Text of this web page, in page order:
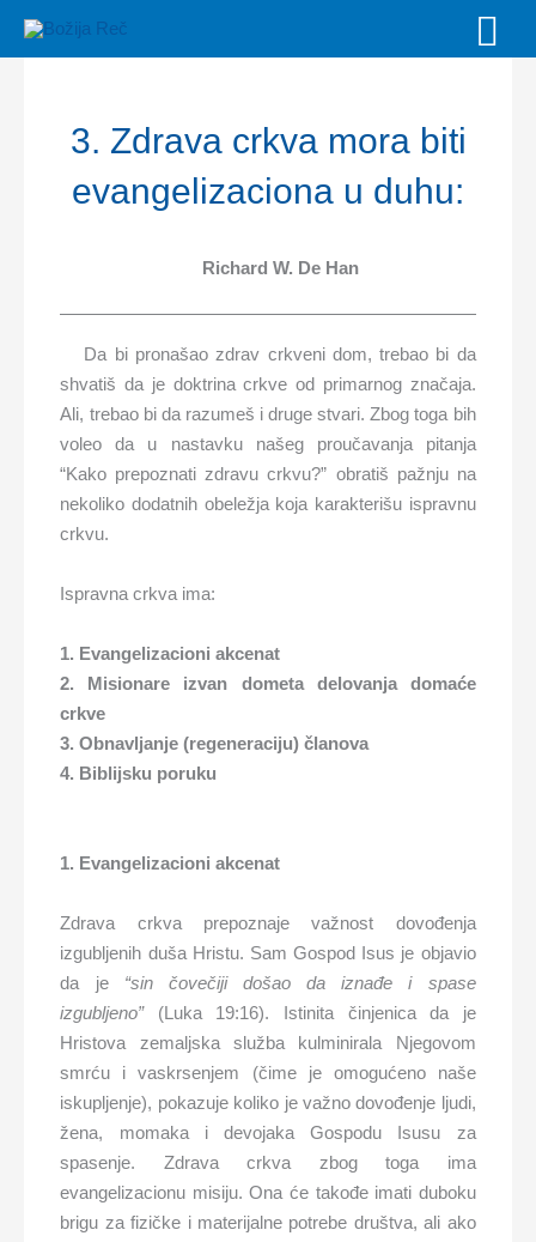
3. Zdrava crkva mora biti
evangelizaciona u duhu:
Richard W. De Han
Da bi pronašao zdrav crkveni dom, trebao bi da
shvatiš da je doktrina crkve od primarnog značaja.
Ali, trebao bi da razumeš i druge stvari. Zbog toga bih
voleo da u nastavku našeg proučavanja pitanja
“Kako prepoznati zdravu crkvu?” obratiš pažnju na
nekoliko dodatnih obeležja koja karakterišu ispravnu
crkvu.
Ispravna crkva ima:
1. Evangelizacioni akcenat
2. Misionare izvan dometa delovanja domaće
crkve
3. Obnavljanje (regeneraciju) članova
4. Biblijsku poruku
1. Evangelizacioni akcenat
Zdrava crkva prepoznaje važnost dovođenja
izgubljenih duša Hristu. Sam Gospod Isus je objavio
da je “sin čovečiji došao da iznađe i spase
izgubljeno”(Luka 19:16). Istinita činjenica da je
Hristova zemaljska služba kulminirala Njegovom
smrću i vaskrsenjem (čime je omogućeno naše
iskupljenje), pokazuje koliko je važno dovođenje ljudi,
žena, momaka i devojaka Gospodu Isusu za
spasenje. Zdrava crkva zbog toga ima
evangelizacionu misiju. Ona će takođe imati duboku
brigu za fizičke i materijalne potrebe društva, ali ako